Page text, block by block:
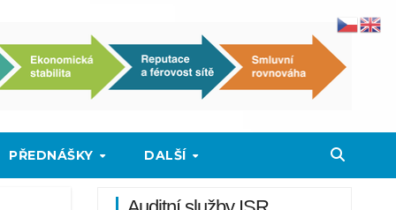
PŘEDNÁŠKY DALŠÍ